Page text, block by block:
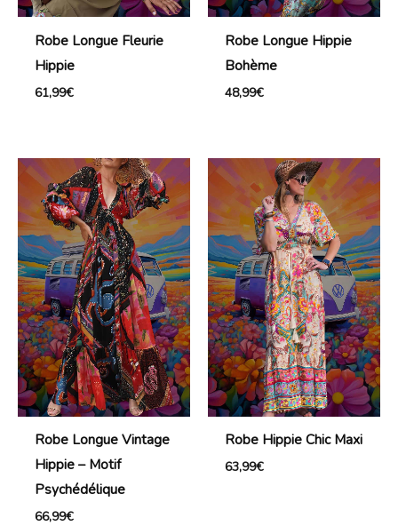
Robe Longue Fleurie
Hippie
61,99€
Robe Longue Hippie
Bohème
48,99€
Robe Longue Vintage
Hippie – Motif
Psychédélique
66,99€
Robe Hippie Chic Maxi
63,99€